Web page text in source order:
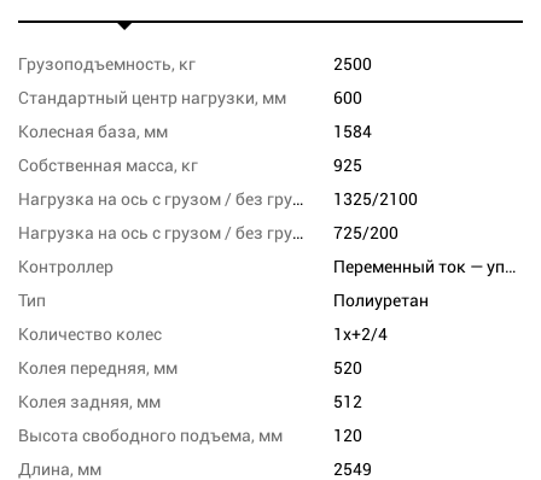
Грузоподъемность, кг
2500
Стандартный центр нагрузки, мм
600
Колесная база, мм
1584
Собственная масса, кг
925
Нагрузка на ось с грузом / без груза, переднюю, кг
1325/2100
Нагрузка на ось с грузом / без груза, заднюю, кг
725/200
Контроллер
Переменный ток — управления скоростью
Тип
Полиуретан
Количество колес
1x+2/4
Колея передняя, мм
520
Колея задняя, мм
512
Высота свободного подъема, мм
120
Длина, мм
2549